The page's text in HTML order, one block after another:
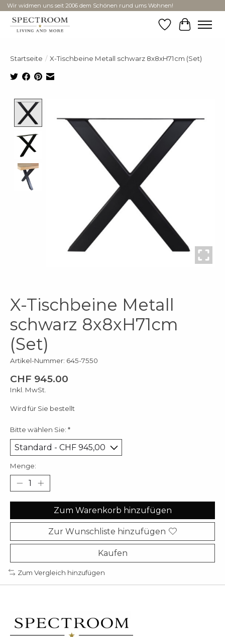
Wir widmen uns seit 2006 dem Schönen rund ums Wohnen!
Wunschzettel
Ihr
Startseite / X-Tischbeine Metall schwarz 8x8xH71cm (Set)
X-Tischbeine Metall
schwarz 8x8xH71cm
(Set)
Artikel-Nummer: 645-7550
CHF 945.00
Inkl. MwSt.
Wird für Sie bestellt
Bitte wählen Sie: *
Menge:
Zum Warenkorb hinzufügen
Zur Wunschliste hinzufügen
Kaufen
Zum Vergleich hinzufügen